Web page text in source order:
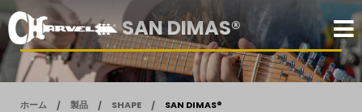
SAN DIMAS®
ホーム 製品 SHAPE SAN DIMAS®